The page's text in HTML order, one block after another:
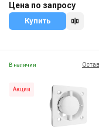
Цена по запросу
Купить
В наличии
Акция